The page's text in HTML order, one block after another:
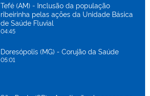
Tefé (AM) - Inclusão da população
ribeirinha pelas ações da Unidade Básica
de Saúde Fluvial
04:45
Doresópolis (MG) - Corujão da Saúde
05:01